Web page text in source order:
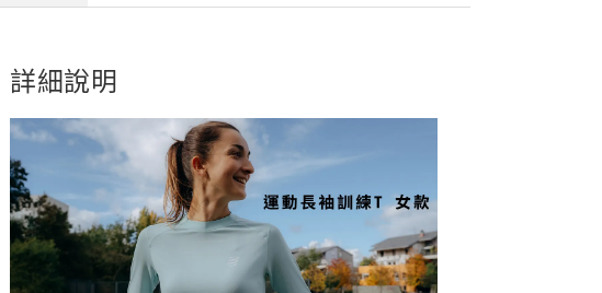
詳細說明